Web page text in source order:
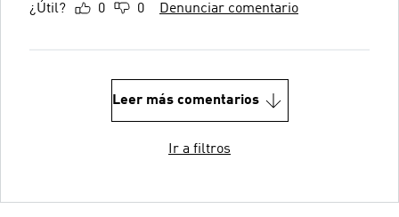
¿Útil? 0 0 Denunciar comentario
Leer más comentarios
Ir a filtros